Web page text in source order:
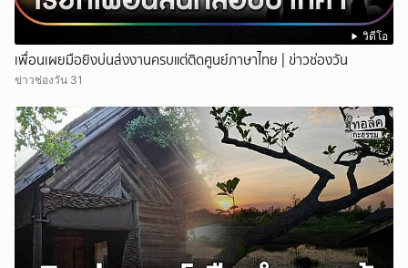
วิดีโอ
เพื่อนเผยมือยิงบ่นส่งงานครบแต่ติดศูนย์ภาษาไทย | ข่าวช่องวัน
ข่าวช่องวัน 31